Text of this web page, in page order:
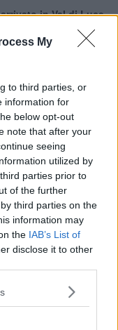
My
to third parties, or
information for
below opt-out
note that after your
seeing
utilized by
parties prior to
of the further
third parties on the
information may
the IAB’s List of
disclose it to other
in Val di Luce.
era stato
toscana perVasco
del Pistoiese.
Formento, alla guida
icona del pop
la Toscana per i
puntato sul mare, ed